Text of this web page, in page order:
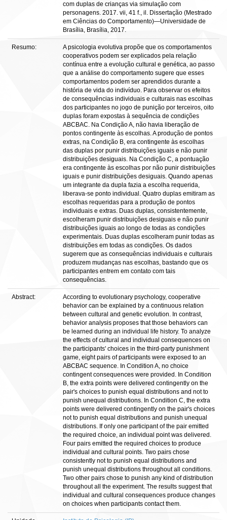
com duplas de crianças via simulação com
personagens. 2017. vii, 41 f., il. Dissertação (Mestrado
em Ciências do Comportamento)—Universidade de
Brasília, Brasília, 2017.
Resumo:
A psicologia evolutiva propõe que os comportamentos
cooperativos podem ser explicados pela relação
contínua entre a evolução cultural e genética, ao passo
que a análise do comportamento sugere que esses
comportamentos podem ser aprendidos durante a
história de vida do indivíduo. Para observar os efeitos
de consequências individuais e culturais nas escolhas
dos participantes no jogo de punição por terceiros, oito
duplas foram expostas à sequência de condições
ABCBAC. Na Condição A, não havia liberação de
pontos contingente às escolhas. A produção de pontos
extras, na Condição B, era contingente às escolhas
das duplas por punir distribuições iguais e não punir
distribuições desiguais. Na Condição C, a pontuação
era contingente às escolhas por não punir distribuições
iguais e punir distribuições desiguais. Quando apenas
um integrante da dupla fazia a escolha requerida,
liberava-se ponto individual. Quatro duplas emitiram as
escolhas requeridas para a produção de pontos
individuais e extras. Duas duplas, consistentemente,
escolheram punir distribuições desiguais e não punir
distribuições iguais ao longo de todas as condições
experimentais. Duas duplas escolheram punir todas as
distribuições em todas as condições. Os dados
sugerem que as consequências individuais e culturais
produzem mudanças nas escolhas, bastando que os
participantes entrem em contato com tais
consequências.
Abstract:
According to evolutionary psychology, cooperative
behavior can be explained by a continuous relation
between cultural and genetic evolution. In contrast,
behavior analysis proposes that those behaviors can
be learned during an individual life history. To analyze
the effects of cultural and individual consequences on
the participants' choices in the third-party punishment
game, eight pairs of participants were exposed to an
ABCBAC sequence. In Condition A, no choice
contingent consequences were provided. In Condition
B, the extra points were delivered contingently on the
pair's choices to punish equal distributions and not to
punish unequal distributions. In Condition C, the extra
points were delivered contingently on the pair's choices
not to punish equal distributions and punish unequal
distributions. If only one participant of the pair emitted
the required choice, an individual point was delivered.
Four pairs emitted the required choices to produce
individual and cultural points. Two pairs chose
consistently not to punish equal distributions and
punish unequal distributions throughout all conditions.
Two other pairs chose to punish any kind of distribution
throughout all the experiment. The results suggest that
individual and cultural consequences produce changes
on choices when participants contact them.